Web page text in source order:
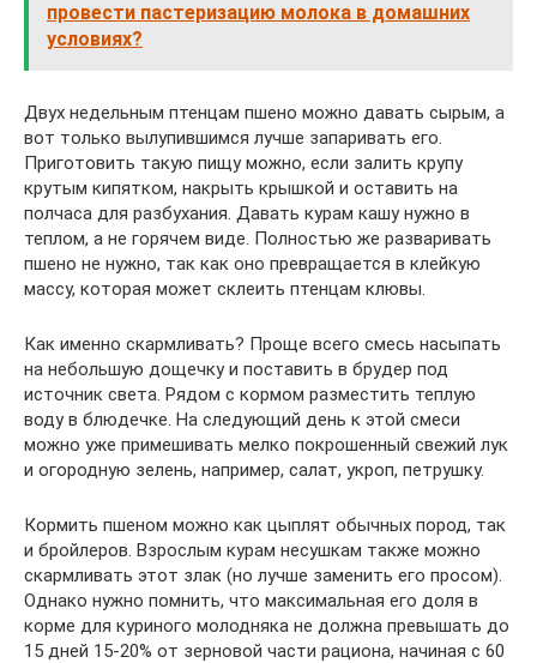
провести пастеризацию молока в домашних
условиях?
Двух недельным птенцам пшено можно давать сырым, а
вот только вылупившимся лучше запаривать его.
Приготовить такую пищу можно, если залить крупу
крутым кипятком, накрыть крышкой и оставить на
полчаса для разбухания. Давать курам кашу нужно в
теплом, а не горячем виде. Полностью же разваривать
пшено не нужно, так как оно превращается в клейкую
массу, которая может склеить птенцам клювы.
Как именно скармливать? Проще всего смесь насыпать
на небольшую дощечку и поставить в брудер под
источник света. Рядом с кормом разместить теплую
воду в блюдечке. На следующий день к этой смеси
можно уже примешивать мелко покрошенный свежий лук
и огородную зелень, например, салат, укроп, петрушку.
Кормить пшеном можно как цыплят обычных пород, так
и бройлеров. Взрослым курам несушкам также можно
скармливать этот злак (но лучше заменить его просом).
Однако нужно помнить, что максимальная его доля в
корме для куриного молодняка не должна превышать до
15 дней 15-20% от зерновой части рациона, начиная с 60